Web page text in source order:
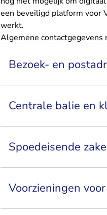
een beveiligd platform voor
werkt.
Algemene contactgegevens
Bezoek- en
Centrale balie en
Spoedeisende
Voorzieningen